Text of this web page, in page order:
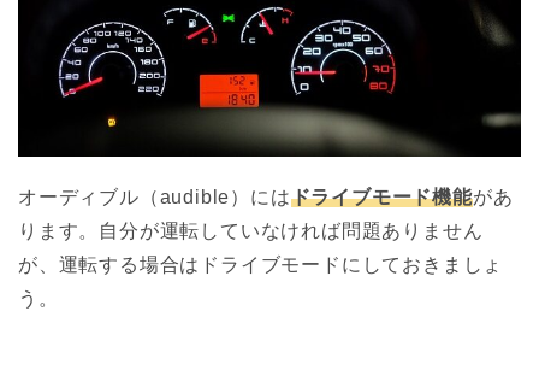
オーディブル（audible）にはドライブモード機能があ
ります。自分が運転していなければ問題ありません
が、運転する場合はドライブモードにしておきましょ
う。